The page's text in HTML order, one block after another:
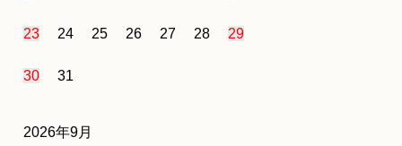
23 24 25 26 27 28 29
30 31
2026年9月